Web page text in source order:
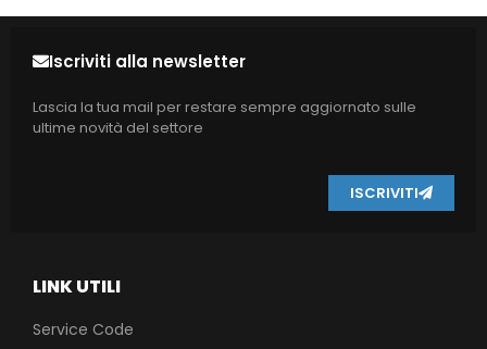
LINK UTILI
Service Code
Iscriviti alla newsletter
Lascia la tua mail per restare sempre aggiornato sulle
ultime novità del settore
ISCRIVITI